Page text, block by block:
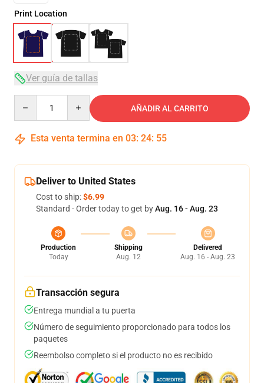
Print Location
Ver guía de tallas
AÑADIR AL CARRITO
Esta venta termina en 03: 24: 54
Deliver to United States
Cost to ship:$6.99
Standard - Order today to get byAug. 16 - Aug. 23
Production
Today
Shipping
Aug. 12
Delivered
Aug. 16 - Aug. 23
Transacción segura
Entrega mundial a tu puerta
Número de seguimiento proporcionado para todos los
paquetes
Reembolso completo si el producto no es recibido